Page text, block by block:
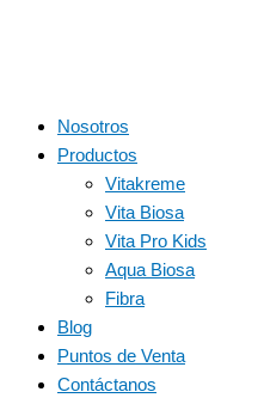
Nosotros
Productos
Vitakreme
Vita Biosa
Vita Pro Kids
Aqua Biosa
Fibra
Blog
Puntos de Venta
Contáctanos